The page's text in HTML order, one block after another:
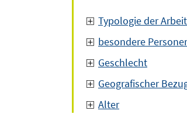
Typologie der
besondere
Geschlecht
Geografischer
Alter